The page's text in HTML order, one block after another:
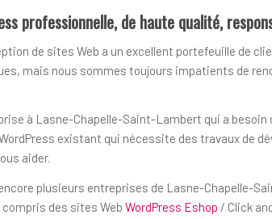
professionnelle, de haute qualité,
de sites Web a un excellent portefeuille de
mais nous sommes toujours impatients de
à Lasne-Chapelle-Saint-Lambert qui a besoin
existant qui nécessite des travaux de
aider.
plusieurs entreprises de Lasne-Chapelle-
des sites Web WordPress Eshop / Click